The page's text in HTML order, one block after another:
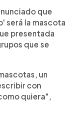
que
será la mascota
presentada
que se
un
con
quiera",